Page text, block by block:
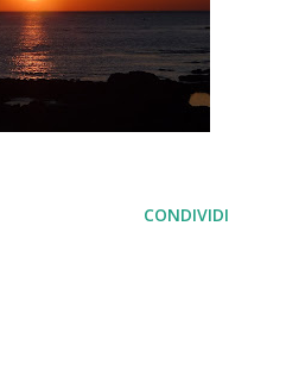
CONDIVIDI